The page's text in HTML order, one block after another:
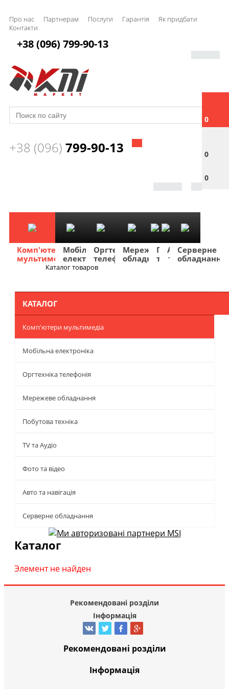
Про нас Партнерам Послуги Гарантія
Як придбати
Контакти
0
0
0
+38 (096) 799-90-13
+38 (096) 799-90-13
Комп'ютери
мультимедіа
Мобільна
електроніка
Оргтехніка
телефонія
Мережеве
обладнання
Побутова
техніка
TV
та
Фото
та
Авто
та
Серверне
обладнання
Каталог товаров
КАТАЛОГ
Комп'ютери мультимедіа
Мобільна електроніка
Оргтехніка телефонія
Мережеве обладнання
Побутова техніка
TV та Аудіо
Фото та відео
Авто та навігація
Серверне обладнання
Каталог
Элемент не найден
Рекомендовані розділи
Інформація
Рекомендовані розділи
Інформація